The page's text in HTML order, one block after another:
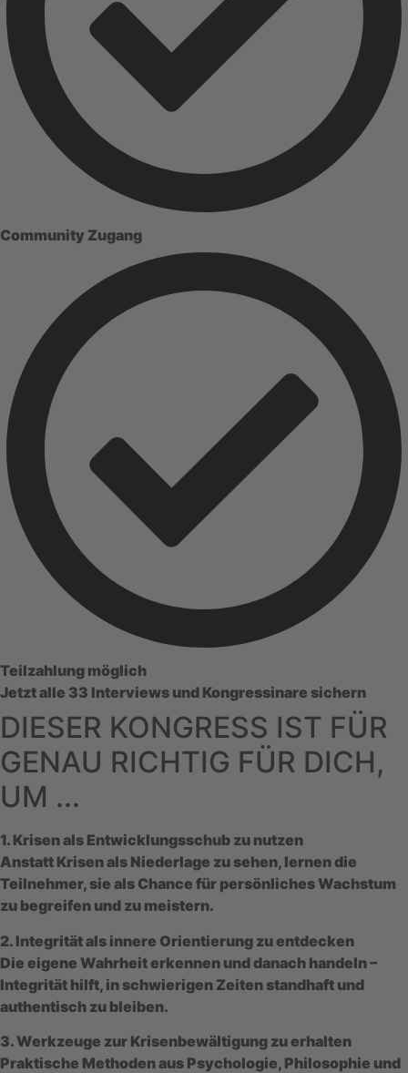
Community Zugang
Teilzahlung möglich
Jetzt alle 33 Interviews und Kongressinare sichern
DIESER KONGRESS IST FÜR
GENAU RICHTIG FÜR DICH,
UM ...
1. Krisen als Entwicklungsschub zu nutzen
Anstatt Krisen als Niederlage zu sehen, lernen die
Teilnehmer, sie als Chance für persönliches Wachstum
zu begreifen und zu meistern.
2. Integrität als innere Orientierung zu entdecken
Die eigene Wahrheit erkennen und danach handeln –
Integrität hilft, in schwierigen Zeiten standhaft und
authentisch zu bleiben.
3. Werkzeuge zur Krisenbewältigung zu erhalten
Praktische Methoden aus Psychologie, Philosophie und